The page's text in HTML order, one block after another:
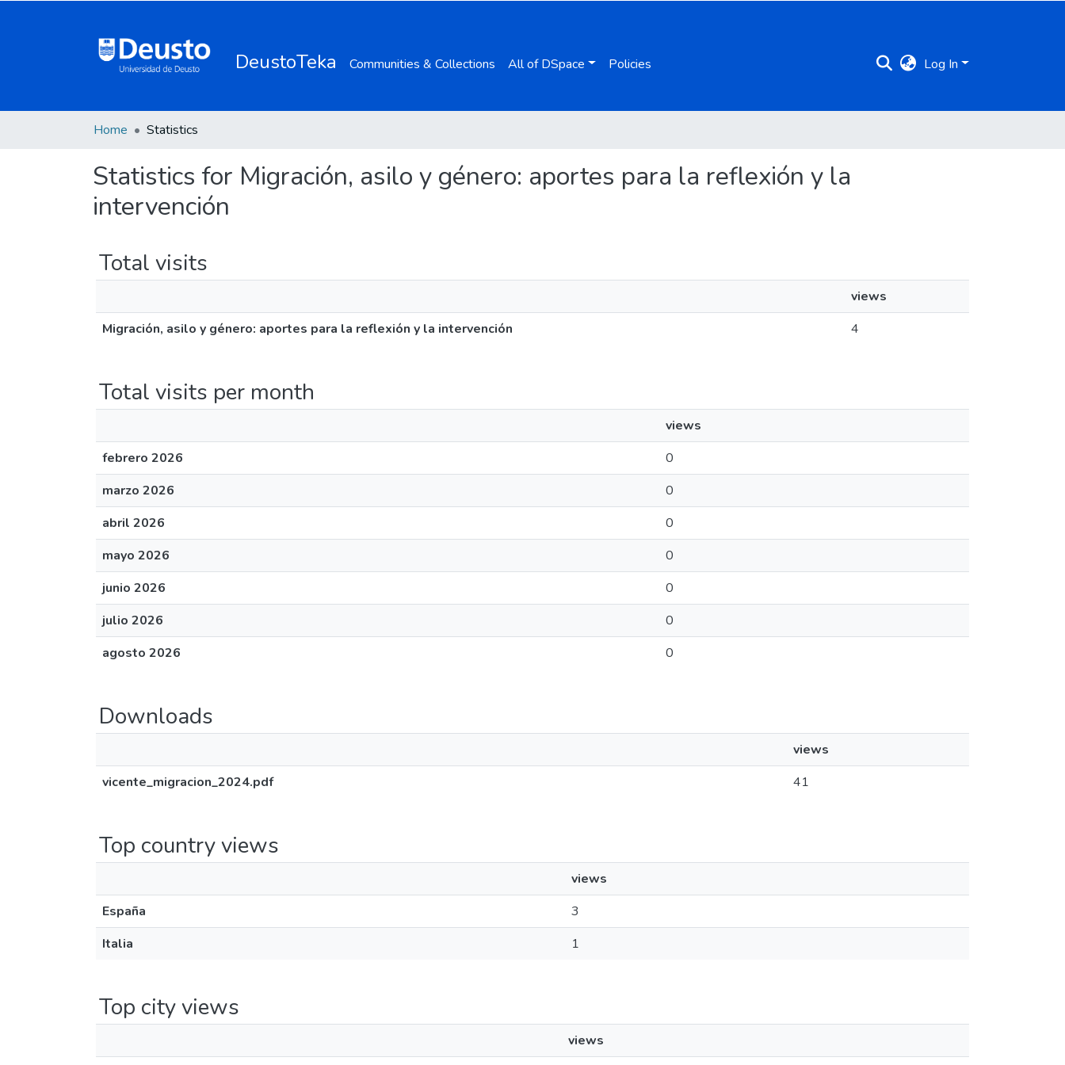
DeustoTeka Communities & Collections All of DSpace Policies Log In
Home Statistics
Statistics for Migración, asilo y género: aportes para la reflexión y la
intervención
Total visits
views
Migración, asilo y género: aportes para la reflexión y la intervención
4
Total visits per month
views
febrero 2026
0
marzo 2026
0
abril 2026
0
mayo 2026
0
junio 2026
0
julio 2026
0
agosto 2026
0
Downloads
views
vicente_migracion_2024.pdf
41
Top country views
views
España
3
Italia
1
Top city views
views